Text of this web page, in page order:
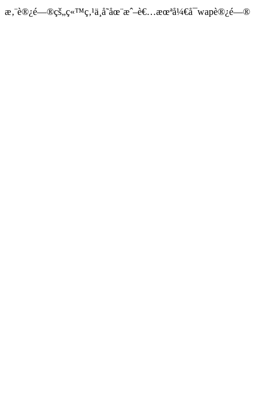
æ‚¨è®¿é—®çš„ç«™ç‚¹ä¸å­˜åœ¨æˆ–è€…æœªå¼€å¯wapè®¿é—®